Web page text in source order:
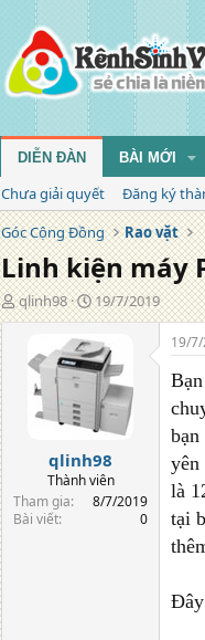
DIỄN ĐÀN BÀI MỚI
Chưa giải quyết
Đăng ký
Góc Cộng Đồng
Rao vặt
Linh kiện máy
T
á
qlinh98
N
g
à
y
đ
ă
n
g
19/7/2019
qlinh98
Thành viên
Tham gia
8/7/2019
Bài viết
0
19/
yên
là
tại
Đây